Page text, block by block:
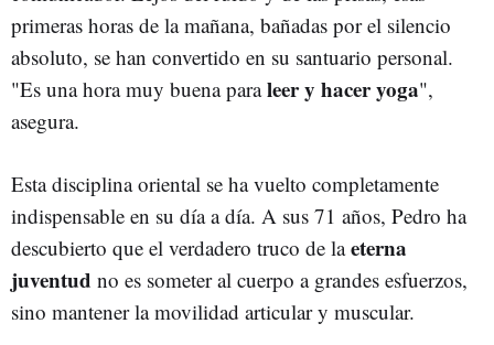
primeras horas de la mañana, bañadas por el silencio
absoluto, se han convertido en su santuario personal.
"Es una hora muy buena paraleer y hacer yoga",
asegura.
Esta disciplina oriental se ha vuelto completamente
indispensable en su día a día. A sus 71 años, Pedro ha
descubierto que el verdadero truco de laeterna
juventud no es someter al cuerpo a grandes esfuerzos,
sino mantener la movilidad articular y muscular.